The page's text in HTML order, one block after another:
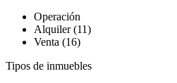
Operación
Alquiler (11)
Venta (16)
Tipos de inmuebles